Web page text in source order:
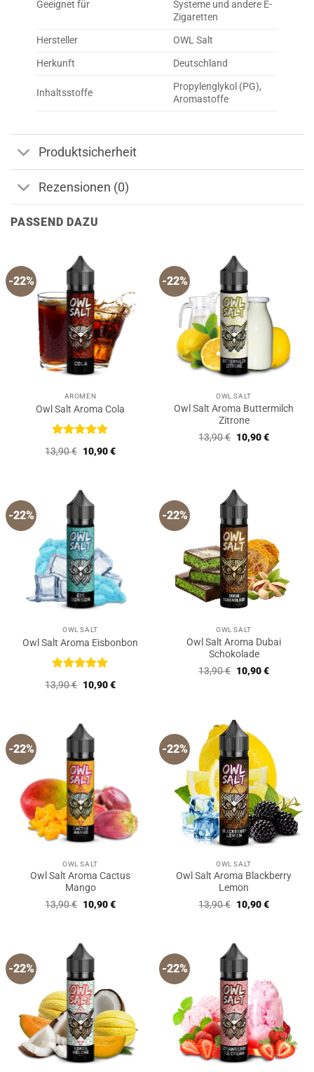
Geeignet für
Systeme und andere E-
Zigaretten
Hersteller
OWL Salt
Herkunft
Deutschland
Inhaltsstoffe
Propylenglykol (PG),
Aromastoffe
Produktsicherheit
Rezensionen (0)
PASSEND DAZU
-22%
AROMEN
Owl Salt Aroma Cola
Bewertet
mit 5 von
13,90€ Ursprünglicher
Preis
10,90€Aktueller
-22%
OWL SALT
Owl Salt Aroma Buttermilch
Zitrone
13,90€ Ursprünglicher
Preis
10,90€Aktueller
-22%
OWL SALT
Owl Salt Aroma Eisbonbon
Bewertet
mit 5 von
13,90€ Ursprünglicher
Preis
10,90€Aktueller
-22%
OWL SALT
Owl Salt Aroma Dubai
Schokolade
13,90€ Ursprünglicher
Preis
10,90€Aktueller
-22%
OWL SALT
Owl Salt Aroma Cactus
Mango
13,90€ Ursprünglicher
Preis
10,90€Aktueller
-22%
OWL SALT
Owl Salt Aroma Blackberry
Lemon
13,90€ Ursprünglicher
Preis
10,90€Aktueller
-22% -22%